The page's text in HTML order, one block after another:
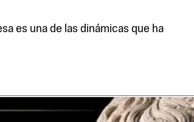
es una de las dinámicas que ha